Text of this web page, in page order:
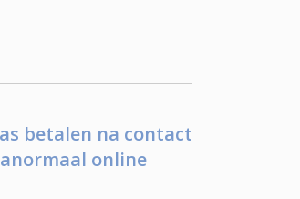
betalen na contact
online